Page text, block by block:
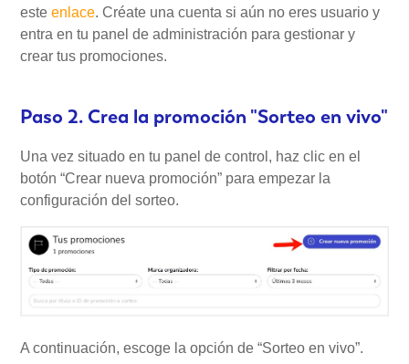
esteenlace. Créate una cuenta si aún no eres usuario y
entra en tu panel de administración para gestionar y
crear tus promociones.
Paso 2. Crea la promoción "Sorteo en vivo"
Una vez situado en tu panel de control, haz clic en el
botón “Crear nueva promoción” para empezar la
configuración del sorteo.
A continuación, escoge la opción de “Sorteo en vivo”.